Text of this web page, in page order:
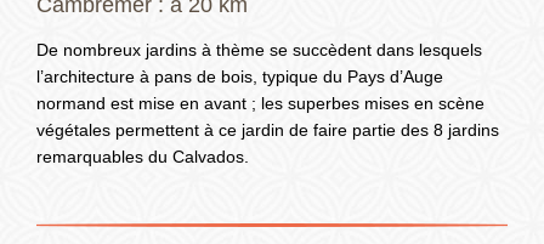
Cambremer : à 20 km
De nombreux jardins à thème se succèdent dans lesquels
l’architecture à pans de bois, typique du Pays d’Auge
normand est mise en avant ; les superbes mises en scène
végétales permettent à ce jardin de faire partie des 8 jardins
remarquables du Calvados.